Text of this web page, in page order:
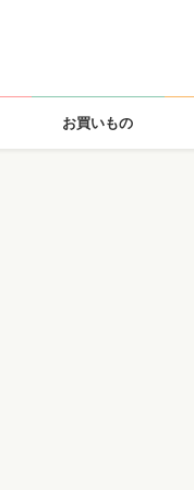
お買いもの